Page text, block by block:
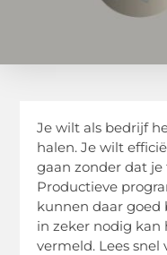
Je wilt als bedrijf
halen. Je wilt
gaan zonder dat je
Productieve
kunnen daar goed
in zeker nodig
vermeld. Lees